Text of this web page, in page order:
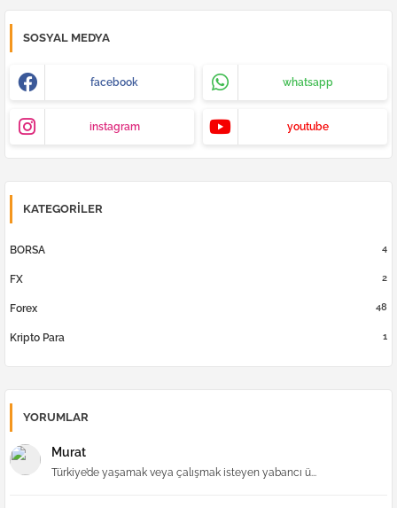
SOSYAL MEDYA
facebook whatsapp
instagram youtube
KATEGORILER
BORSA 4
FX 2
Forex 48
Kripto Para 1
YORUMLAR
Murat
Türkiye’de yaşamak veya çalışmak isteyen yabancı ü...